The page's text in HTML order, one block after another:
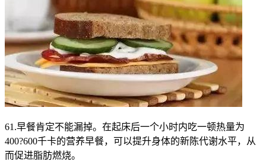
61.早餐肯定不能漏掉。在起床后一个小时内吃一顿热量为
400?600千卡的营养早餐，可以提升身体的新陈代谢水平，从
而促进脂肪燃烧。